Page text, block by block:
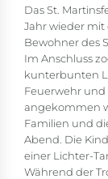
Das St.
Jahr wieder mit
Bewohner des
Im Anschluss
kunterbunten
Feuerwehr und
angekommen
Familien und
Abend. Die
einer Lichter-
Während der